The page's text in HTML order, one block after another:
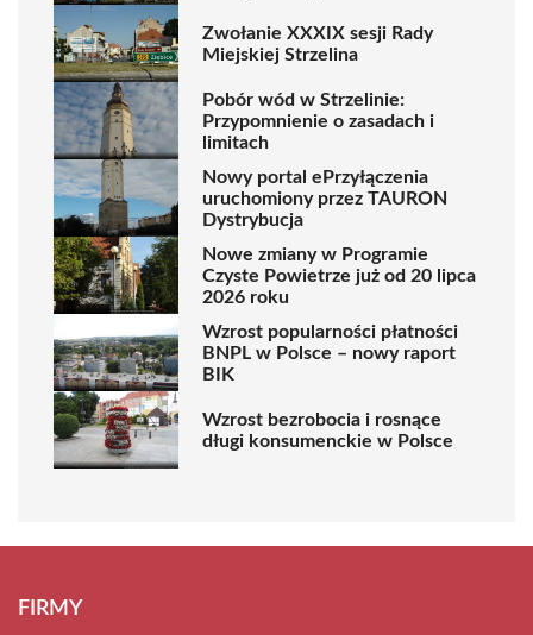
Zwołanie XXXIX sesji Rady
Miejskiej Strzelina
Pobór wód w Strzelinie:
Przypomnienie o zasadach i
limitach
Nowy portal ePrzyłączenia
uruchomiony przez TAURON
Dystrybucja
Nowe zmiany w Programie
Czyste Powietrze już od 20 lipca
2026 roku
Wzrost popularności płatności
BNPL w Polsce – nowy raport
BIK
Wzrost bezrobocia i rosnące
długi konsumenckie w Polsce
FIRMY